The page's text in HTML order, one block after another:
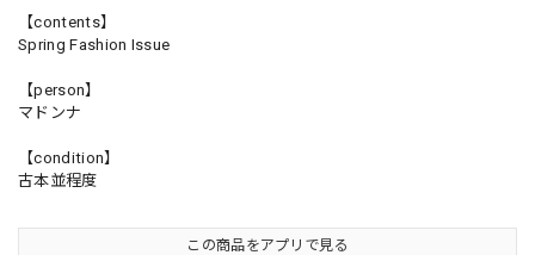
【contents】
Spring Fashion Issue
【person】
マドンナ
【condition】
古本並程度
この商品をアプリで見る